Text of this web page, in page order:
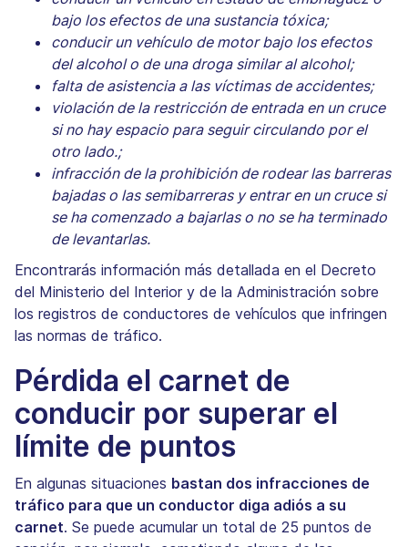
bajo los efectos de una sustancia tóxica;
conducir un vehículo de motor bajo los efectos
del alcohol o de una droga similar al alcohol;
falta de asistencia a las víctimas de accidentes;
violación de la restricción de entrada en un cruce
si no hay espacio para seguir circulando por el
otro lado.;
infracción de la prohibición de rodear las barreras
bajadas o las semibarreras y entrar en un cruce si
se ha comenzado a bajarlas o no se ha terminado
de levantarlas.
Encontrarás información más detallada en el Decreto
del Ministerio del Interior y de la Administración sobre
los registros de conductores de vehículos que infringen
las normas de tráfico.
Pérdida el carnet de
conducir por superar el
límite de puntos
En algunas situaciones bastan dos infracciones de
tráfico para que un conductor diga adiós a su
carnet. Se puede acumular un total de 25 puntos de